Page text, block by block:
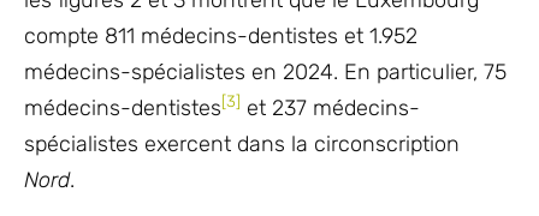
compte 811 médecins-dentistes et 1.952
médecins-spécialistes en 2024. En particulier, 75
médecins-dentistes[3] et 237 médecins-
spécialistes exercent dans la circonscription
Nord.